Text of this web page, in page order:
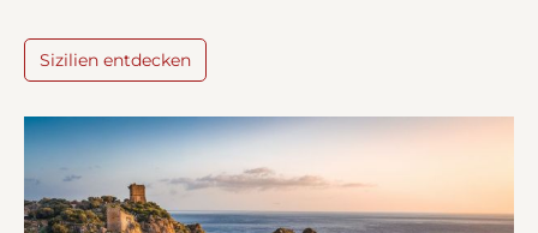
Sizilien entdecken